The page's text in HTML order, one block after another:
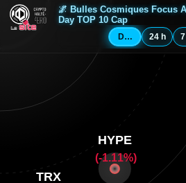
🌌 Bulles Cosmiques Focus
Day TOP 10 Cap
Depuis minuit
24 h